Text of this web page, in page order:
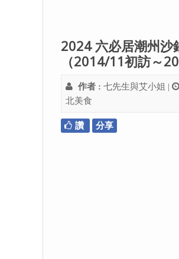
2024 六必居潮州沙
（2014/11初訪～
作者 : 七先生與艾小姐 |
北美食
讚
分享